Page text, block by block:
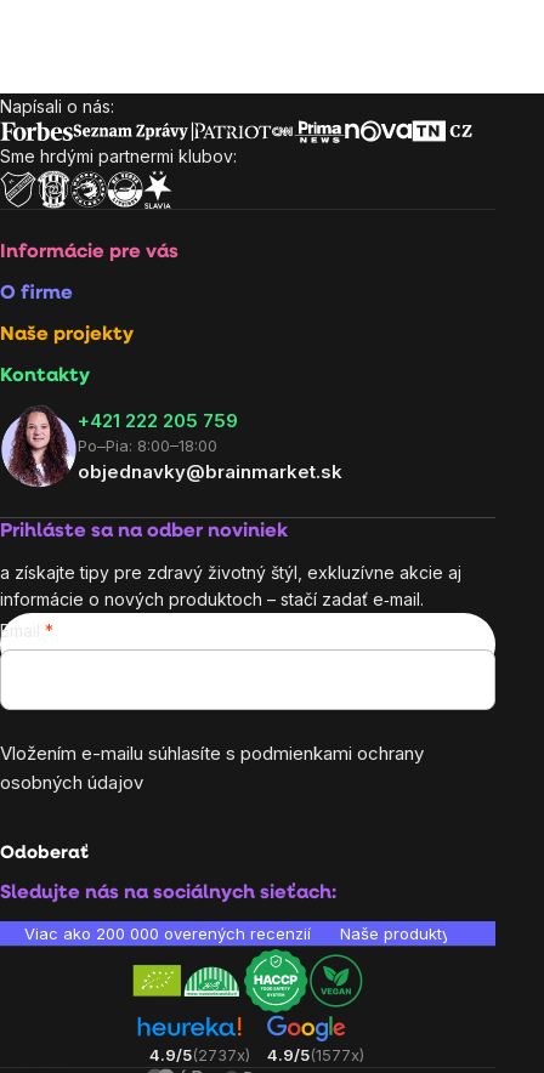
Zápätie
Napísali o nás:
Sme hrdými partnermi klubov:
Informácie pre vás
O firme
Naše projekty
Kontakty
+421 222 205 759
Po–Pia: 8:00–18:00
objednavky@brainmarket.sk
Prihláste sa na odber noviniek
a získajte tipy pre zdravý životný štýl, exkluzívne akcie aj
informácie o nových produktoch – stačí zadať e‑mail.
Email
Vložením e-mailu súhlasíte s podmienkami ochrany
osobných údajov
Odoberať
Sledujte nás na sociálnych sieťach:
Viac ako 200 000 overených recenzií Naše produkty sú
4.9/5(2737x) 4.9/5(1577x)